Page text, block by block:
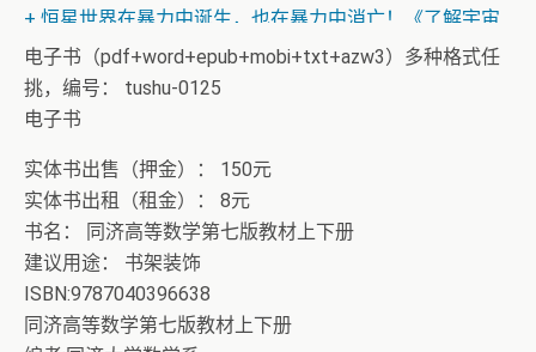
+ 恒星世界在暴力中诞生，也在暴力中消亡！《了解宇宙
如何运行》
电子书（pdf+word+epub+mobi+txt+azw3）多种格式任
挑，编号： tushu-0125
电子书
实体书出售（押金）： 150元
实体书出租（租金）： 8元
书名： 同济高等数学第七版教材上下册
建议用途： 书架装饰
ISBN:9787040396638
同济高等数学第七版教材上下册